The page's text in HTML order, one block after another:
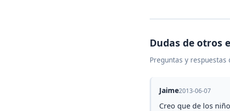
Dudas de otros
Preguntas y
Jaime2013-06-07
Creo que de los